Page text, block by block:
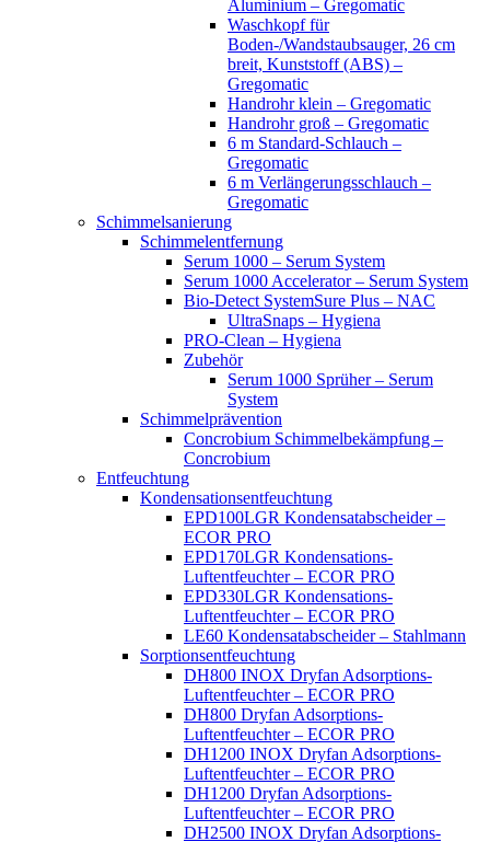
Aluminium – Gregomatic
Waschkopf für
Boden-/Wandstaubsauger, 26 cm
breit, Kunststoff (ABS) –
Gregomatic
Handrohr klein – Gregomatic
Handrohr groß – Gregomatic
6 m Standard-Schlauch –
Gregomatic
6 m Verlängerungsschlauch –
Gregomatic
Schimmelsanierung
Schimmelentfernung
Serum 1000 – Serum System
Serum 1000 Accelerator – Serum System
Bio-Detect SystemSure Plus – NAC
UltraSnaps – Hygiena
PRO-Clean – Hygiena
Zubehör
Serum 1000 Sprüher – Serum
System
Schimmelprävention
Concrobium Schimmelbekämpfung –
Concrobium
Entfeuchtung
Kondensationsentfeuchtung
EPD100LGR Kondensatabscheider –
ECOR PRO
EPD170LGR Kondensations-
Luftentfeuchter – ECOR PRO
EPD330LGR Kondensations-
Luftentfeuchter – ECOR PRO
LE60 Kondensatabscheider – Stahlmann
Sorptionsentfeuchtung
DH800 INOX Dryfan Adsorptions-
Luftentfeuchter – ECOR PRO
DH800 Dryfan Adsorptions-
Luftentfeuchter – ECOR PRO
DH1200 INOX Dryfan Adsorptions-
Luftentfeuchter – ECOR PRO
DH1200 Dryfan Adsorptions-
Luftentfeuchter – ECOR PRO
DH2500 INOX Dryfan Adsorptions-